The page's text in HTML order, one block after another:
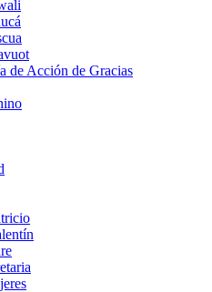
de Acción de Gracias